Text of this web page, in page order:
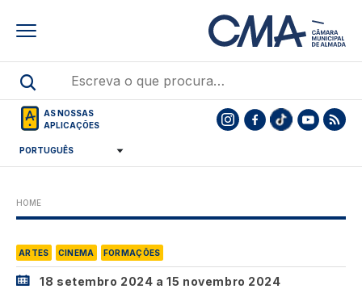
AS NOSSAS
APLICAÇÕES
HOME
ARTES CINEMA FORMAÇÕES
18 setembro 2024 a 15 novembro 2024